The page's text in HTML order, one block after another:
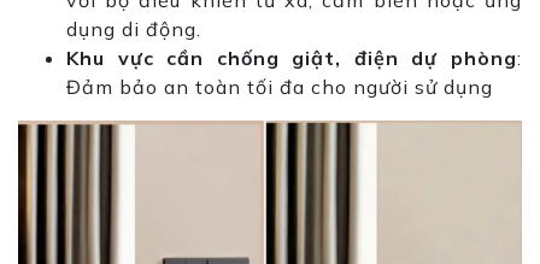
dụng di động.
Khu vực cần chống giật, điện dự phòng:
Đảm bảo an toàn tối đa cho người sử dụng